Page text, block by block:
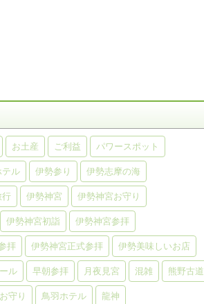
お土産 ご利益 パワースポット
テル 伊勢参り 伊勢志摩の海
行 伊勢神宮 伊勢神宮お守り
伊勢神宮初詣 伊勢神宮参拝
拝 伊勢神宮正式参拝 伊勢美味しいお店
ル 早朝参拝 月夜見宮 混雑 熊野古道
守り 鳥羽ホテル 龍神